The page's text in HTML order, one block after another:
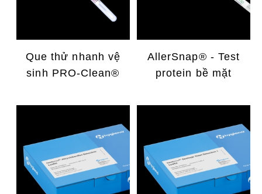
Que thử nhanh vệ
sinh PRO-Clean®
AllerSnap® - Test
protein bề mặt